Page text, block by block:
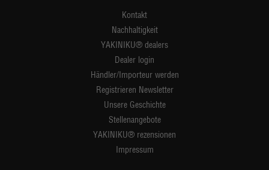
Kontakt
Nachhaltigkeit
YAKINIKU® dealers
Dealer login
Händler/Importeur werden
Registrieren Newsletter
Unsere Geschichte
Stellenangebote
YAKINIKU® rezensionen
Impressum